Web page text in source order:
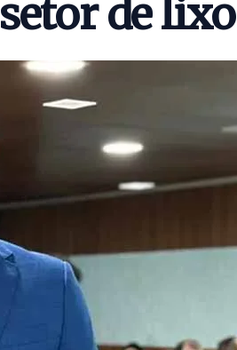
setor de lixo